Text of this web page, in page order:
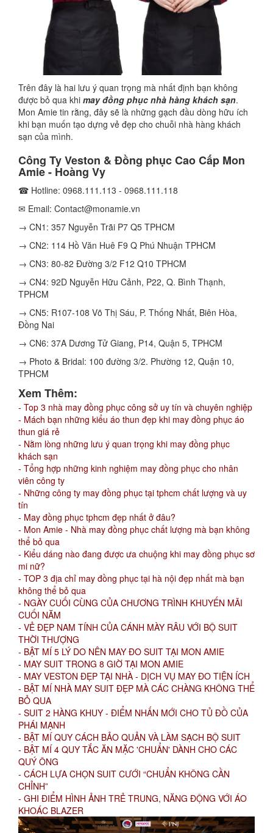
Trên đây là hai lưu ý quan trọng mà nhất định bạn không
được bỏ qua khi may đồng phục nhà hàng khách sạn.
Mon Amie tin rằng, đây sẽ là những gạch đầu dòng hữu ích
khi bạn muốn tạo dựng vẻ đẹp cho chuỗi nhà hàng khách
sạn của mình.
Công Ty Veston & Đồng phục Cao Cấp Mon
Amie - Hoàng Vy
☎ Hotline: 0968.111.113 - 0968.111.118
✉ Email: Contact@monamie.vn
→ CN1: 357 Nguyễn Trãi P7 Q5 TPHCM
→ CN2: 114 Hồ Văn Huê F9 Q Phú Nhuận TPHCM
→ CN3: 80-82 Đường 3/2 F12 Q10 TPHCM
→ CN4: 92D Nguyễn Hữu Cảnh, P22, Q. Bình Thạnh,
TPHCM
→ CN5: R107-108 Võ Thị Sáu, P. Thống Nhất, Biên Hòa,
Đồng Nai
→ CN6: 37A Dương Tử Giang, P14, Quận 5, TPHCM
→ Photo & Bridal: 100 đường 3/2. Phường 12, Quận 10,
TPHCM
Xem Thêm:
- Top 3 nhà may đồng phục công sở uy tín và chuyên nghiệp
- Mách bạn những kiểu áo thun đẹp khi may đồng phục áo
thun giá rẻ
- Nằm lòng những lưu ý quan trọng khi may đồng phục
khách sạn
- Tổng hợp những kinh nghiệm may đồng phục cho nhân
viên công ty
- Những công ty may đồng phục tại tphcm chất lượng và uy
tín
- May đồng phục tphcm đẹp nhất ở đâu?
- Mon Amie - Nhà may đồng phục chất lượng mà bạn không
thể bỏ qua
- Kiểu dáng nào đang được ưa chuộng khi may đồng phục sơ
mi nữ?
- TOP 3 địa chỉ may đồng phục tại hà nội đẹp nhất mà bạn
không thể bỏ qua
- NGÀY CUỐI CÙNG CỦA CHƯƠNG TRÌNH KHUYẾN MÃI
CUỐI NĂM
- VẺ ĐẸP NAM TÍNH CỦA CÁNH MÀY RÂU VỚI BỘ SUIT
THỜI THƯỢNG
- BẬT MÍ 5 LÝ DO NÊN MAY ĐO SUIT TẠI MON AMIE
- MAY SUIT TRONG 8 GIỜ TẠI MON AMIE
- MAY VESTON ĐẸP TẠI NHÀ - DỊCH VỤ MAY ĐO TIỆN ÍCH
- BẬT MÍ NHÀ MAY SUIT ĐẸP MÀ CÁC CHÀNG KHÔNG THỂ
BỎ QUA
- SUIT 2 HÀNG KHUY - ĐIỂM NHẤN MỚI CHO TỦ ĐỒ CỦA
PHÁI MẠNH
- BẬT MÍ QUY CÁCH BẢO QUẢN VÀ LÀM SẠCH BỘ SUIT
- BẬT MÍ 4 QUY TẮC ĂN MẶC 'CHUẨN' DÀNH CHO CÁC
QUÝ ÔNG
- CÁCH LỰA CHỌN SUIT CƯỚI “CHUẨN KHÔNG CẦN
CHỈNH”
- GHI ĐIỂM HÌNH ẢNH TRẺ TRUNG, NĂNG ĐỘNG VỚI ÁO
KHOÁC BLAZER